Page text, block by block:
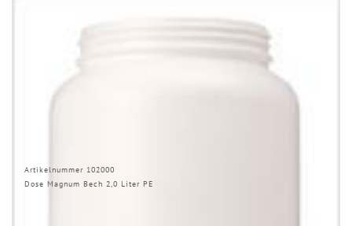
Artikelnummer 102000
Dose Magnum Bech 2,0 Liter PE